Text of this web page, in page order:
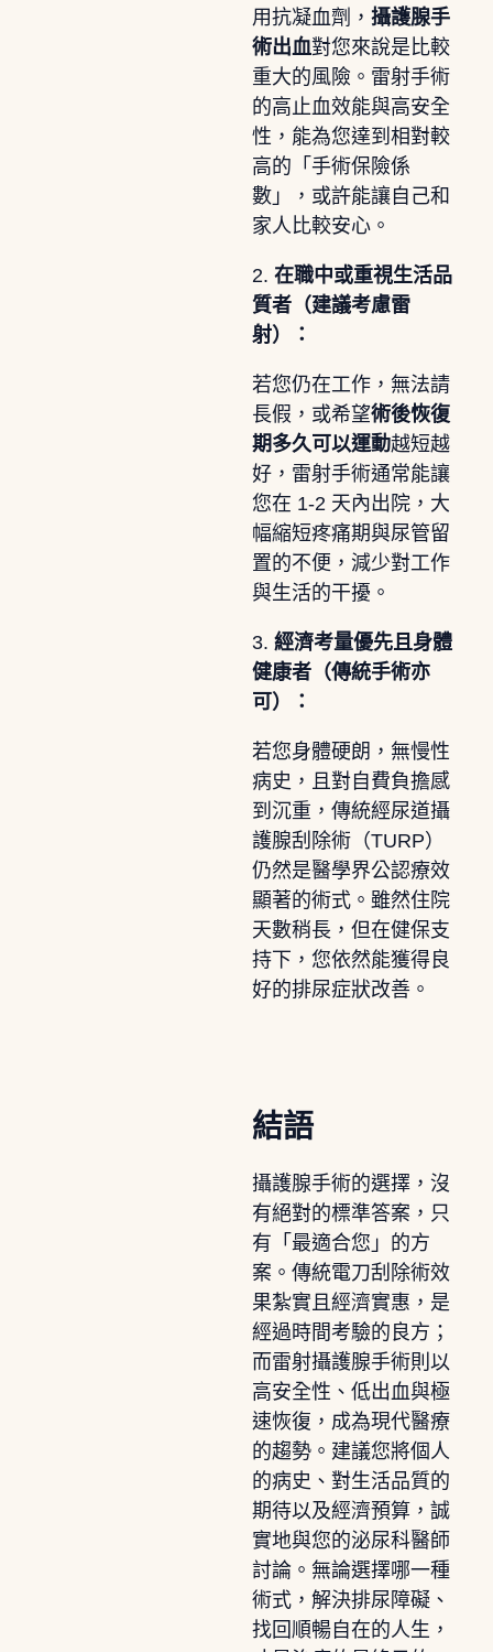
用抗凝血劑， 攝護腺手
術出血對您來說是比較
重大的風險。雷射手術
的高止血效能與高安全
性，能為您達到相對較
高的「手術保險係
數」，或許能讓自己和
家人比較安心。
2. 在職中或重視生活品
質者（建議考慮雷
射）：
若您仍在工作，無法請
長假，或希望術後恢復
期多久可以運動越短越
好，雷射手術通常能讓
您在 1-2 天內出院，大
幅縮短疼痛期與尿管留
置的不便，減少對工作
與生活的干擾。
3. 經濟考量優先且身體
健康者（傳統手術亦
可）：
若您身體硬朗，無慢性
病史，且對自費負擔感
到沉重，傳統經尿道攝
護腺刮除術（TURP）
仍然是醫學界公認療效
顯著的術式。雖然住院
天數稍長，但在健保支
持下，您依然能獲得良
好的排尿症狀改善。
結語
攝護腺手術的選擇，沒
有絕對的標準答案，只
有「最適合您」的方
案。傳統電刀刮除術效
果紮實且經濟實惠，是
經過時間考驗的良方；
而雷射攝護腺手術則以
高安全性、低出血與極
速恢復，成為現代醫療
的趨勢。建議您將個人
的病史、對生活品質的
期待以及經濟預算，誠
實地與您的泌尿科醫師
討論。無論選擇哪一種
術式，解決排尿障礙、
找回順暢自在的人生，